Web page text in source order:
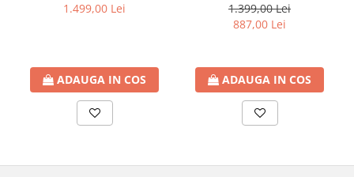
1.499,00 Lei
ADAUGA IN COS
1.399,00 Lei
887,00 Lei
ADAUGA IN COS